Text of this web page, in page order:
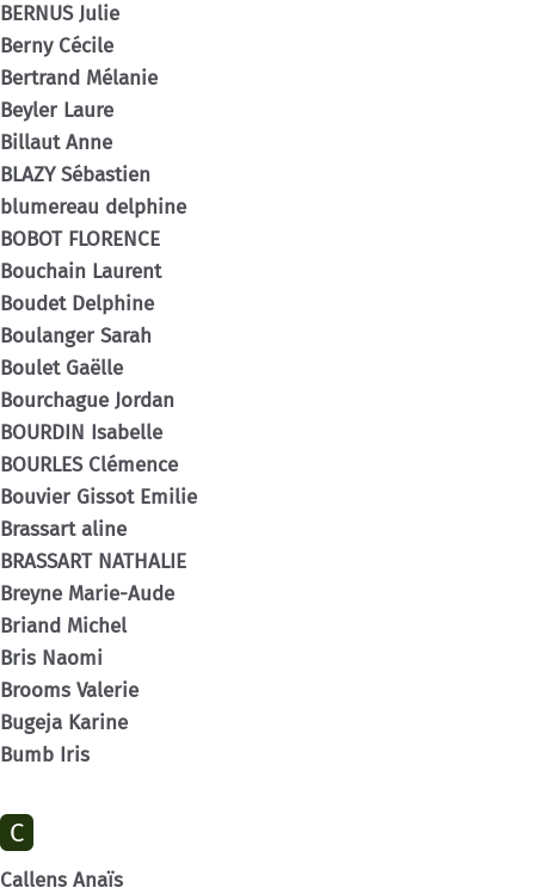
BERNUS Julie
Berny Cécile
Bertrand Mélanie
Beyler Laure
Billaut Anne
BLAZY Sébastien
blumereau delphine
BOBOT FLORENCE
Bouchain Laurent
Boudet Delphine
Boulanger Sarah
Boulet Gaëlle
Bourchague Jordan
BOURDIN Isabelle
BOURLES Clémence
Bouvier Gissot Emilie
Brassart aline
BRASSART NATHALIE
Breyne Marie-Aude
Briand Michel
Bris Naomi
Brooms Valerie
Bugeja Karine
Bumb Iris
C
Callens Anaïs